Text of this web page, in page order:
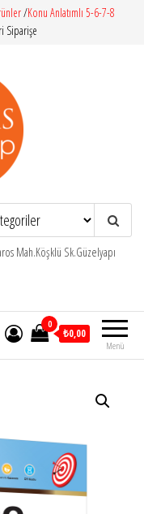
/Konu Anlatımlı 5-6-7-8
Siparişe
– Orta Öğretim – Yardımcı
Kitaplar
Mah.Köşklü Sk.Güzelyapı
Menü
0
₺0,00